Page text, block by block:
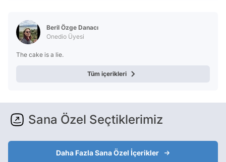
Beril Özge Danacı
Onedio Üyesi
The cake is a lie.
Tüm içerikleri
Sana Özel Seçtiklerimiz
Daha Fazla Sana Özel İçerikler